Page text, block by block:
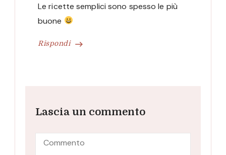
Rispondi
Le ricette semplici sono spesso le più
buone
Lascia un commento